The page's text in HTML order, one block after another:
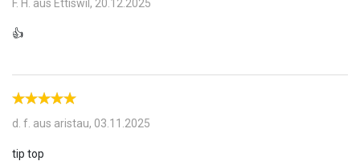
F. H. aus Ettiswil, 20.12.2025
d. f. aus aristau, 03.11.2025